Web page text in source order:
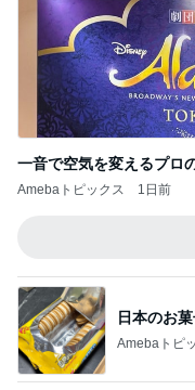
一音で空気を変えるプロ
Amebaトピックス 1日前
日本のお
Amebaトピ